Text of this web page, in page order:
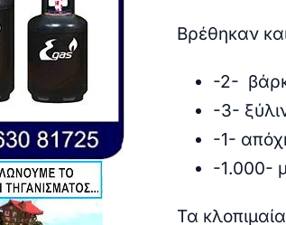
Βρέθηκαν
-2-
-3-
-1-
-1.000-
Τα